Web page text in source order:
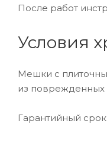
После работ
Условия
Мешки с
из поврежденных
Гарантийный